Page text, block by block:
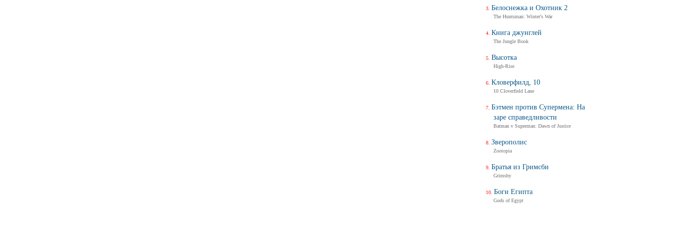
Дух балтийский
Трейлер
Не стучи дважды
Don't Knock Twice
Трейлер (на украинском)
Не стучи дважды
Трейлер (на русском)
Белоснежка и Охотник 2
The Huntsman: Winter's War
Книга джунглей
The Jungle Book
Высотка
High-Rise
Кловерфилд, 10
10 Cloverfield Lane
Бэтмен против Супермена: На
заре справедливости
Batman v Superman: Dawn of Justice
Зверополис
Zootopia
Братья из Гримсби
Grimsby
Боги Египта
Gods of Egypt